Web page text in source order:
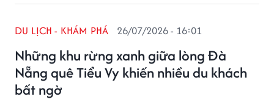
Những khu rừng xanh giữa lòng Đà
Nẵng quê Tiểu Vy khiến nhiều du khách
bất ngờ
DU LỊCH - KHÁM PHÁ 26/07/2026 - 16:01